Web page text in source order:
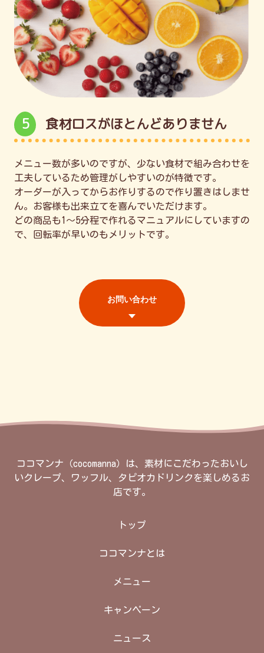
5 食材ロスがほとんどありません
メニュー数が多いのですが、少ない食材で組み合わせを
工夫しているため管理がしやすいのが特徴です。
オーダーが入ってからお作りするので作り置きはしませ
ん。お客様も出来立てを喜んでいただけます。
どの商品も1～5分程で作れるマニュアルにしていますの
で、回転率が早いのもメリットです。
お問い合わせ
ココマンナ（cocomanna）は、素材にこだわったおいし
いクレープ、ワッフル、タピオカドリンクを楽しめるお
店です。
トップ
ココマンナとは
メニュー
キャンペーン
ニュース